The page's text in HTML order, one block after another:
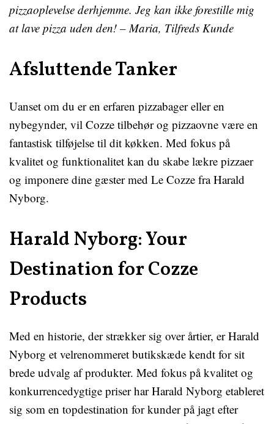
pizzaoplevelse derhjemme. Jeg kan ikke forestille mig
at lave pizza uden den! – Maria, Tilfreds Kunde
Afsluttende Tanker
Uanset om du er en erfaren pizzabager eller en
nybegynder, vil Cozze tilbehør og pizzaovne være en
fantastisk tilføjelse til dit køkken. Med fokus på
kvalitet og funktionalitet kan du skabe lækre pizzaer
og imponere dine gæster med Le Cozze fra Harald
Nyborg.
Harald Nyborg: Your
Destination for Cozze
Products
Med en historie, der strækker sig over årtier, er Harald
Nyborg et velrenommeret butikskæde kendt for sit
brede udvalg af produkter. Med fokus på kvalitet og
konkurrencedygtige priser har Harald Nyborg etableret
sig som en topdestination for kunder på jagt efter